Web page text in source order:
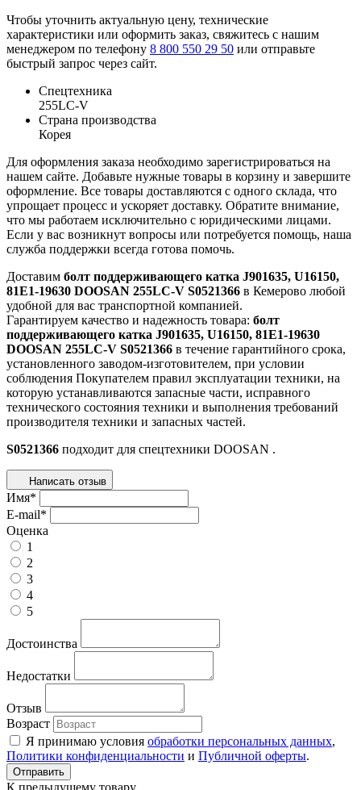
Чтобы уточнить актуальную цену, технические
характеристики или оформить заказ, свяжитесь с нашим
менеджером по телефону 8 800 550 29 50 или отправьте
быстрый запрос через сайт.
Спецтехника
255LC-V
Страна производства
Корея
Для оформления заказа необходимо зарегистрироваться на
нашем сайте. Добавьте нужные товары в корзину и завершите
оформление. Все товары доставляются с одного склада, что
упрощает процесс и ускоряет доставку. Обратите внимание,
что мы работаем исключительно с юридическими лицами.
Если у вас возникнут вопросы или потребуется помощь, наша
служба поддержки всегда готова помочь.
Доставим болт поддерживающего катка J901635, U16150,
81E1-19630 DOOSAN 255LC-V S0521366 в Кемерово любой
удобной для вас транспортной компанией.
Гарантируем качество и надежность товара: болт
поддерживающего катка J901635, U16150, 81E1-19630
DOOSAN 255LC-V S0521366 в течение гарантийного срока,
установленного заводом-изготовителем, при условии
соблюдения Покупателем правил эксплуатации техники, на
которую устанавливаются запасные части, исправного
технического состояния техники и выполнения требований
производителя техники и запасных частей.
S0521366 подходит для спецтехники DOOSAN .
Написать отзыв
Имя*
E-mail*
Оценка
1
2
3
4
5
Достоинства
Недостатки
Отзыв
Возраст
Я принимаю условия обработки персональных данных,
Политики конфиденциальности и Публичной оферты.
К предыдущему товару